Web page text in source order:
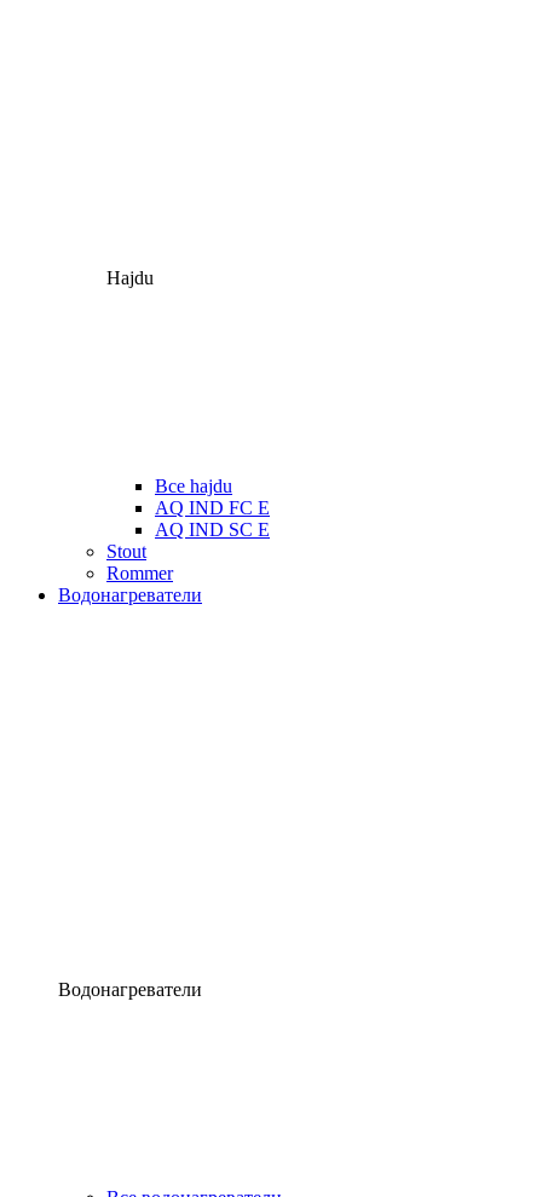
Hajdu
Все hajdu
AQ IND FC E
AQ IND SC E
Stout
Rommer
Водонагреватели
Водонагреватели